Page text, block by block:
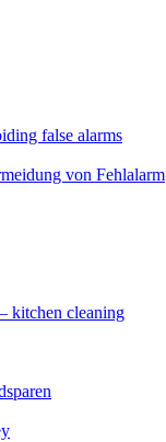
false alarms
von Fehlalarm
kitchen cleaning